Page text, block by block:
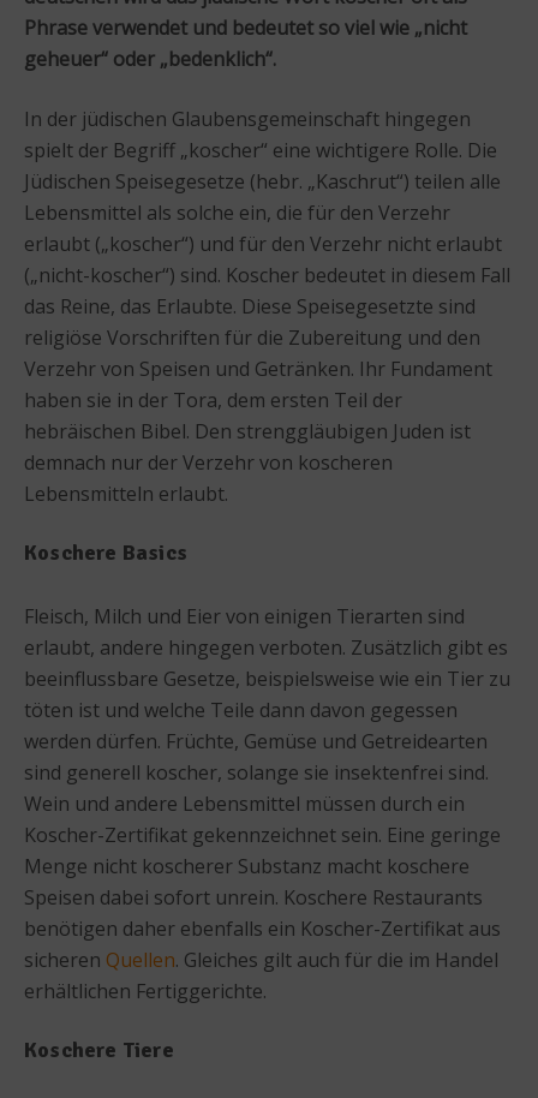
Phrase verwendet und bedeutet so viel wie „nicht
geheuer“ oder „bedenklich“.
In der jüdischen Glaubensgemeinschaft hingegen
spielt der Begriff „koscher“ eine wichtigere Rolle. Die
Jüdischen Speisegesetze (hebr. „Kaschrut“) teilen alle
Lebensmittel als solche ein, die für den Verzehr
erlaubt („koscher“) und für den Verzehr nicht erlaubt
(„nicht-koscher“) sind. Koscher bedeutet in diesem Fall
das Reine, das Erlaubte. Diese Speisegesetzte sind
religiöse Vorschriften für die Zubereitung und den
Verzehr von Speisen und Getränken. Ihr Fundament
haben sie in der Tora, dem ersten Teil der
hebräischen Bibel. Den strenggläubigen Juden ist
demnach nur der Verzehr von koscheren
Lebensmitteln erlaubt.
Koschere Basics
Fleisch, Milch und Eier von einigen Tierarten sind
erlaubt, andere hingegen verboten. Zusätzlich gibt es
beeinflussbare Gesetze, beispielsweise wie ein Tier zu
töten ist und welche Teile dann davon gegessen
werden dürfen. Früchte, Gemüse und Getreidearten
sind generell koscher, solange sie insektenfrei sind.
Wein und andere Lebensmittel müssen durch ein
Koscher-Zertifikat gekennzeichnet sein. Eine geringe
Menge nicht koscherer Substanz macht koschere
Speisen dabei sofort unrein. Koschere Restaurants
benötigen daher ebenfalls ein Koscher-Zertifikat aus
sicheren Quellen. Gleiches gilt auch für die im Handel
erhältlichen Fertiggerichte.
Koschere Tiere